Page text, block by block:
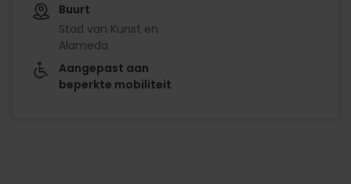
Buurt
Stad van Kunst en
Alameda
Aangepast aan
beperkte mobiliteit